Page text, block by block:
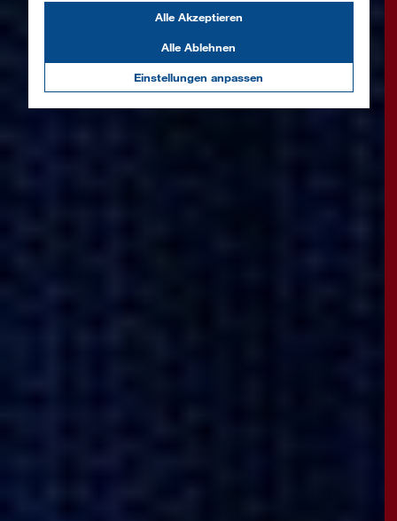
Einstellungen anpassen
Alle Ablehnen
Alle Akzeptieren